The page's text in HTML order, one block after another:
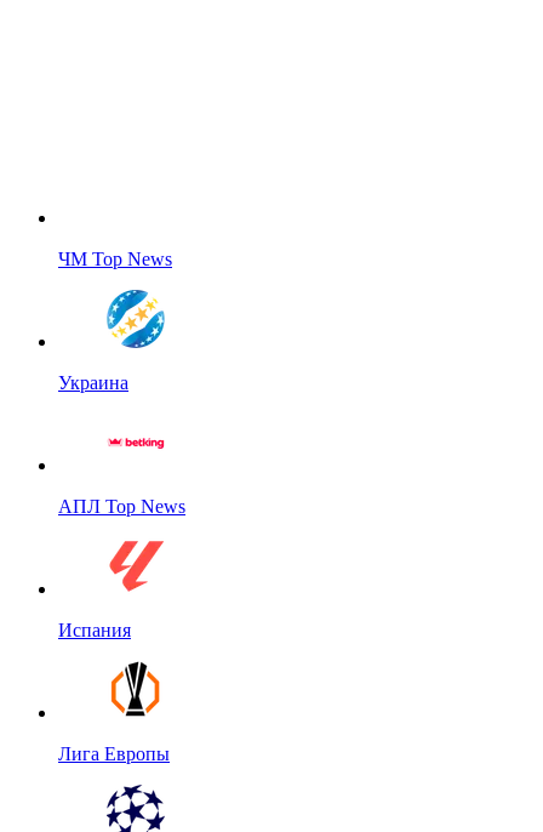
ЧМ Top News
Украина
АПЛ Top News
Испания
Лига Европы